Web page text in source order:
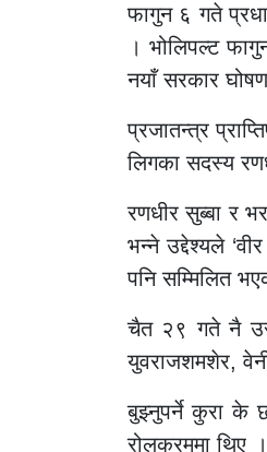
फागुन ६ गते
। भोलिपल्ट
नयाँ सरकार
प्रजातन्त्र
लिगका सदस्य
रणधीर सुब्बा र
भन्ने उद्देश्यले
पनि सम्मिलित
चैत २९ गते नै
युवराजशमशेर,
बुझ्नुपर्ने कुरा के
रोलक्रममा थिए